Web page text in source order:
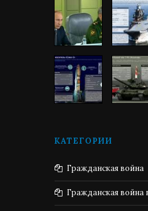
КАТЕГОРИИ
Гражданская война
Гражданская война